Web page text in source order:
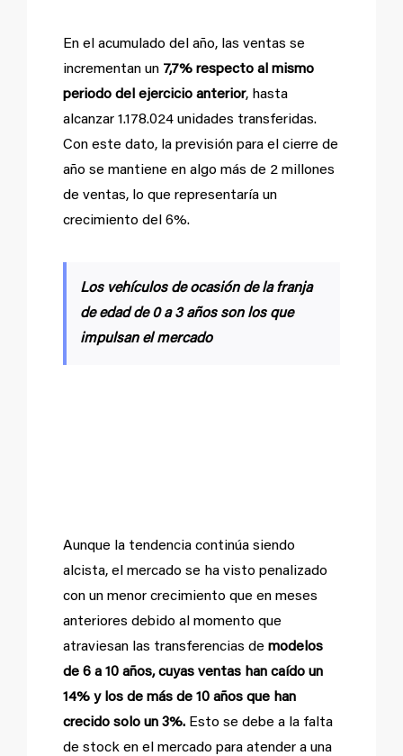
En el acumulado del año, las ventas se
incrementan un 7,7% respecto al mismo
periodo del ejercicio anterior, hasta
alcanzar 1.178.024 unidades transferidas.
Con este dato, la previsión para el cierre de
año se mantiene en algo más de 2 millones
de ventas, lo que representaría un
crecimiento del 6%.
Los vehículos de ocasión de la franja
de edad de 0 a 3 años son los que
impulsan el mercado
Aunque la tendencia continúa siendo
alcista, el mercado se ha visto penalizado
con un menor crecimiento que en meses
anteriores debido al momento que
atraviesan las transferencias de modelos
de 6 a 10 años, cuyas ventas han caído un
14% y los de más de 10 años que han
crecido solo un 3%. Esto se debe a la falta
de stock en el mercado para atender a una